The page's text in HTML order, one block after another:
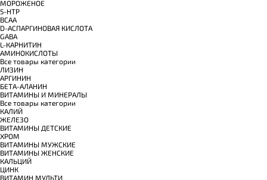
МОРОЖЕНОЕ
5-HTP
BCAA
D-АСПАРГИНОВАЯ КИСЛОТА
GABA
L-КАРНИТИН
АМИНОКИСЛОТЫ
Все товары категории
ЛИЗИН
АРГИНИН
БЕТА-АЛАНИН
ВИТАМИНЫ И МИНЕРАЛЫ
Все товары категории
КАЛИЙ
ЖЕЛЕЗО
ВИТАМИНЫ ДЕТСКИЕ
ХРОМ
ВИТАМИНЫ МУЖСКИЕ
ВИТАМИНЫ ЖЕНСКИЕ
КАЛЬЦИЙ
ЦИНК
ВИТАМИН МУЛЬТИ